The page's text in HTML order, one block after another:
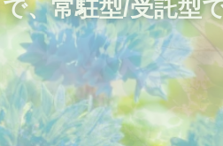
、常駐型/受託型